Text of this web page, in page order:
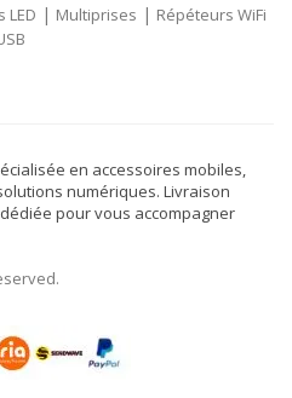
LED | Multiprises | Répéteurs WiFi
en accessoires mobiles,
numériques. Livraison
pour vous accompagner